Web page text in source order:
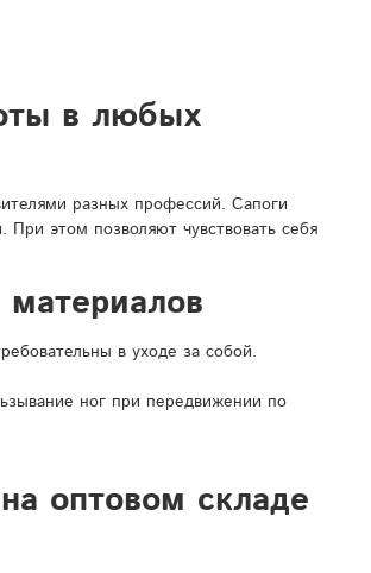
в любых
разных профессий. Сапоги
этом позволяют чувствовать себя
в уходе за собой.
ног при передвижении по
оптовом складе